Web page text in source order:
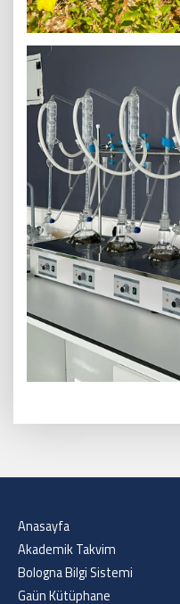
Anasayfa
Akademik Takvim
Bologna Bilgi Sistemi
Gaün Kütüphane